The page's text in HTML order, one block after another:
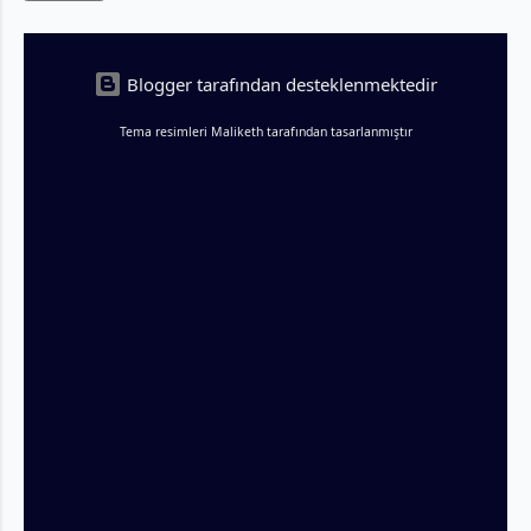
doğrudan aşağı çekti. Risk iştahındaki bu
Blogger tarafından desteklenmektedir
Tema resimleri Malikethtarafından tasarlanmıştır